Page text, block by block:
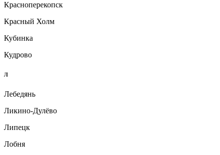
Красноперекопск
Красный Холм
Кубинка
Кудрово
Л
Лебедянь
Ликино-Дулёво
Липецк
Лобня